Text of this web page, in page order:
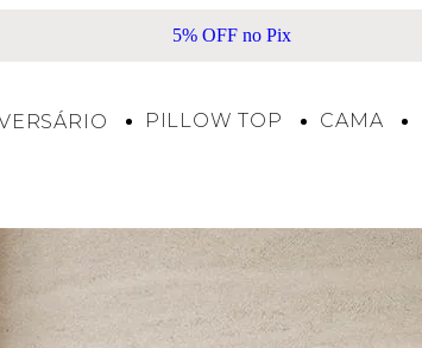
5% OFF no Pix
PILLOW TOP CAMA